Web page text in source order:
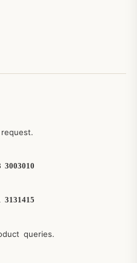
3003010
3131415
queries.